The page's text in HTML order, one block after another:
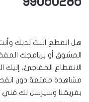
هل انقطع البث لديك
المشوق أو برنامجك
الانقطاع المفاجئ،
مشاهدة ممتعة دون
بفريقنا وسيرسل لك